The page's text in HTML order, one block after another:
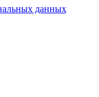
данных